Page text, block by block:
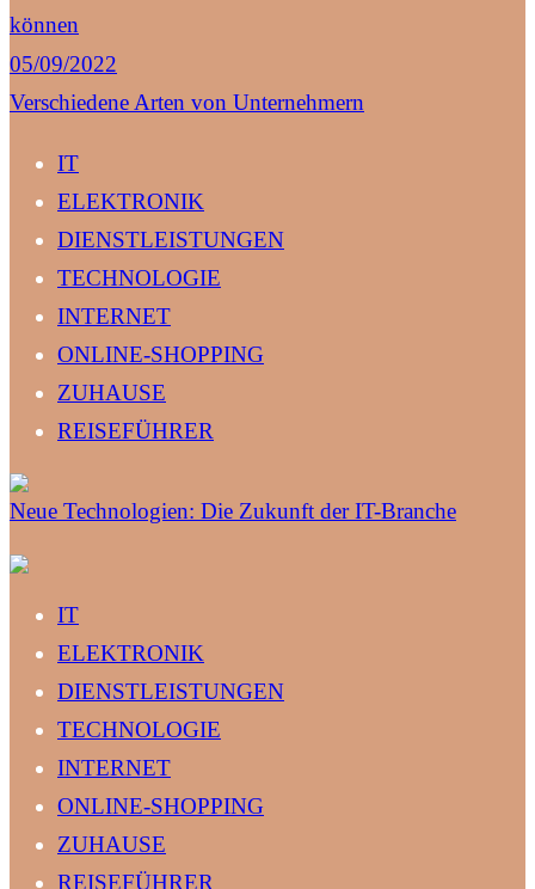
können
05/09/2022
Verschiedene Arten von Unternehmern
IT
ELEKTRONIK
DIENSTLEISTUNGEN
TECHNOLOGIE
INTERNET
ONLINE-SHOPPING
ZUHAUSE
REISEFÜHRER
Neue Technologien: Die Zukunft der IT-Branche
IT
ELEKTRONIK
DIENSTLEISTUNGEN
TECHNOLOGIE
INTERNET
ONLINE-SHOPPING
ZUHAUSE
REISEFÜHRER